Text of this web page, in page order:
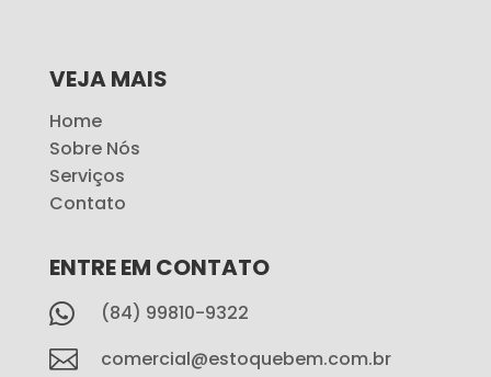
VEJA MAIS
Home
Sobre Nós
Serviços
Contato
ENTRE EM CONTATO
 (84) 99810-9322
 comercial@estoquebem.com.br